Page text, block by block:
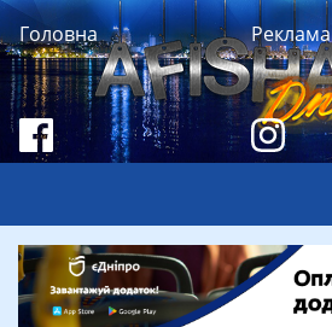
Головна Реклама